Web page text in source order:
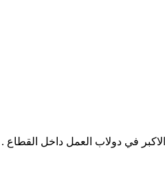
الاكبر في دولاب العمل داخل